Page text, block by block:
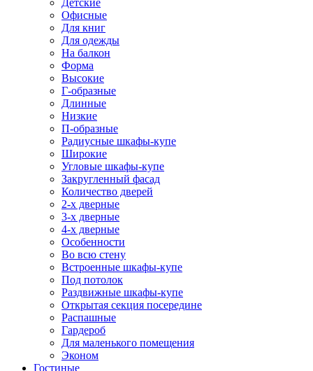
Детские
Офисные
Для книг
Для одежды
На балкон
Форма
Высокие
Г-образные
Длинные
Низкие
П-образные
Радиусные шкафы-купе
Широкие
Угловые шкафы-купе
Закругленный фасад
Количество дверей
2-х дверные
3-х дверные
4-х дверные
Особенности
Во всю стену
Встроенные шкафы-купе
Под потолок
Раздвижные шкафы-купе
Открытая секция посередине
Распашные
Гардероб
Для маленького помещения
Эконом
Гостиные